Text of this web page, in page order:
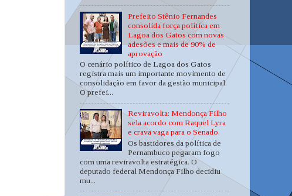
Prefeito Stênio Fernandes
consolida força política em
Lagoa dos Gatos com novas
adesões e mais de 90% de
aprovação
O cenário político de Lagoa dos Gatos
registra mais um importante movimento de
consolidação em favor da gestão municipal.
O prefei...
Reviravolta: Mendonça Filho
sela acordo com Raquel Lyra
e crava vaga para o Senado.
Os bastidores da política de
Pernambuco pegaram fogo
com uma reviravolta estratégica. O
deputado federal Mendonça Filho decidiu
mu...